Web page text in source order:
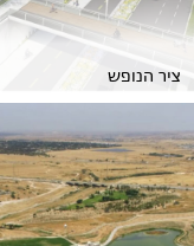
ציר הנופש